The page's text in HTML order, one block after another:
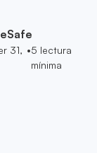
31, •5 lectura
mínima